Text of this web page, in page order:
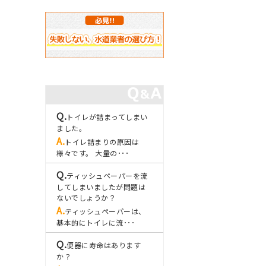
トイレが詰まってしまい
ました。
トイレ詰まりの原因は
様々です。 大量の･･･
ティッシュペーパーを流
してしまいましたが問題は
ないでしょうか？
ティッシュペーパーは、
基本的にトイレに流･･･
便器に寿命はあります
か？